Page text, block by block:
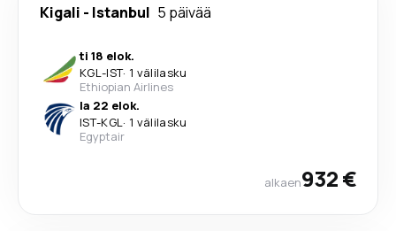
Kigali - Istanbul 5 päivää
ti 18 elok.
KGL-IST· 1 välilasku
Ethiopian Airlines
la 22 elok.
IST-KGL· 1 välilasku
Egyptair
alkaen932 €